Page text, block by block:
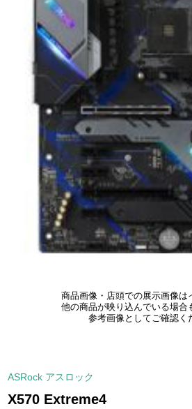
商品画像・店頭での展示画像は
他の商品が映り込んでいる場合
参考画像としてご確認く
ASRock アスロック
X570 Extreme4